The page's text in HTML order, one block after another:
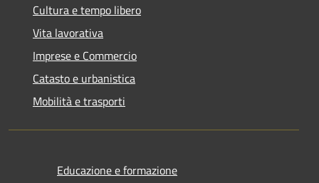
Cultura e tempo libero
Vita lavorativa
Imprese e Commercio
Catasto e urbanistica
Mobilità e trasporti
Educazione e formazione